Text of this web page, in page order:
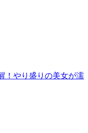
やり盛りの美女が濡